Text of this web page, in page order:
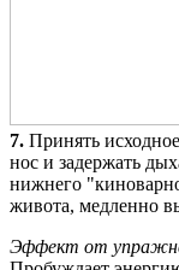
7. Принять
нос и задержать
нижнего
живота, медленно
Эффект от